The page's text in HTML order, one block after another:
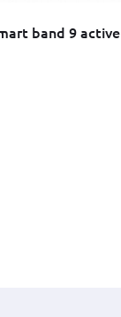
band 9 active